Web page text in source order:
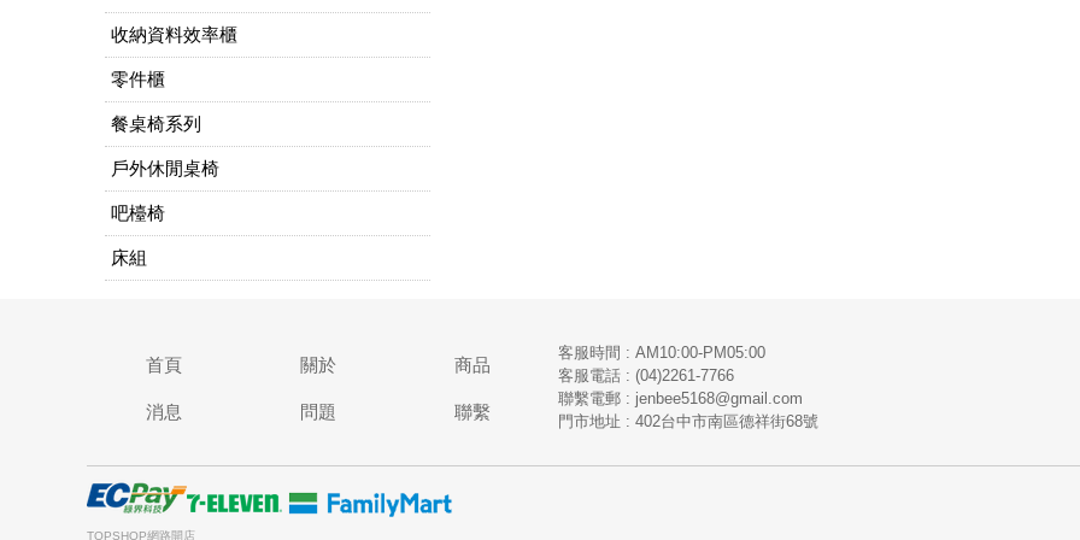
收納資料效率櫃
零件櫃
餐桌椅系列
戶外休閒桌椅
吧檯椅
床組
首頁 關於 商品
消息 問題 聯繫
客服時間 : AM10:00-PM05:00
客服電話 : (04)2261-7766
​聯繫電郵 : jenbee5168@gmail.com
門市地址 : 402台中市南區德祥街68號
TOPSHOP網路開店